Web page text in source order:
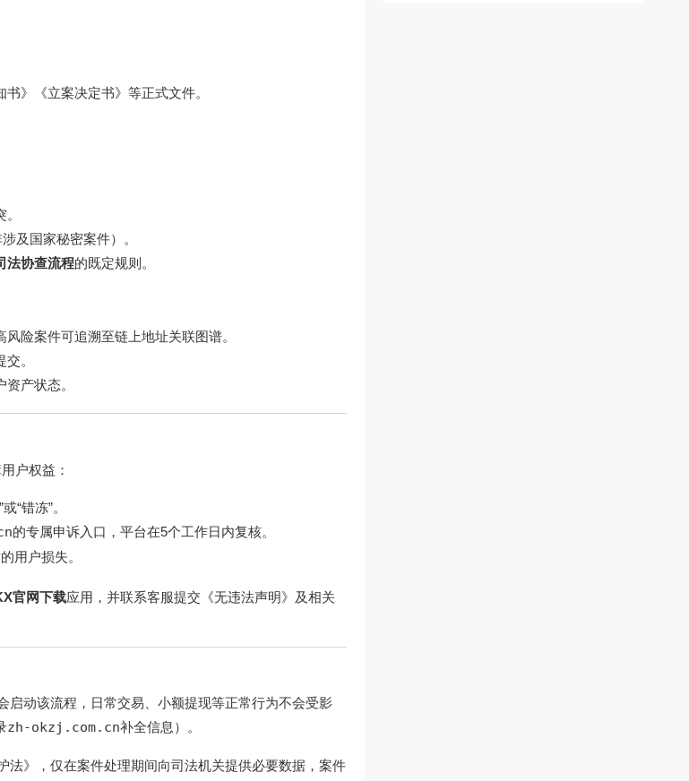
》《立案决定书》等正式文件。
及国家秘密案件）。
法协查流程的既定规则。
险案件可追溯至链上地址关联图谱。
。
产状态。
户权益：
“错冻”。
的专属申诉入口，平台在5个工作日内复核。
用户损失。
官网下载应用，并联系客服提交《无违法声明》及相关
启动该流程，日常交易、小额提现等正常行为不会受影
zh-okzj.com.cn补全信息）。
法》，仅在案件处理期间向司法机关提供必要数据，案件